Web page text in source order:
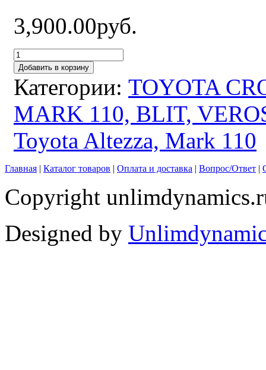
3,900.00руб.
Добавить в корзину
Категории: TOYOTA
MARK 110, BLIT,
Toyota Altezza, Mark 110
Главная | Каталог товаров | Оплата и доставка | Вопрос/Ответ |
Copyright
Designed by